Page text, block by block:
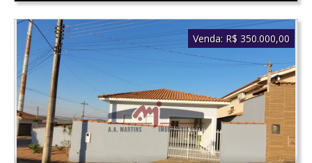
Venda: R$ 350.000,00